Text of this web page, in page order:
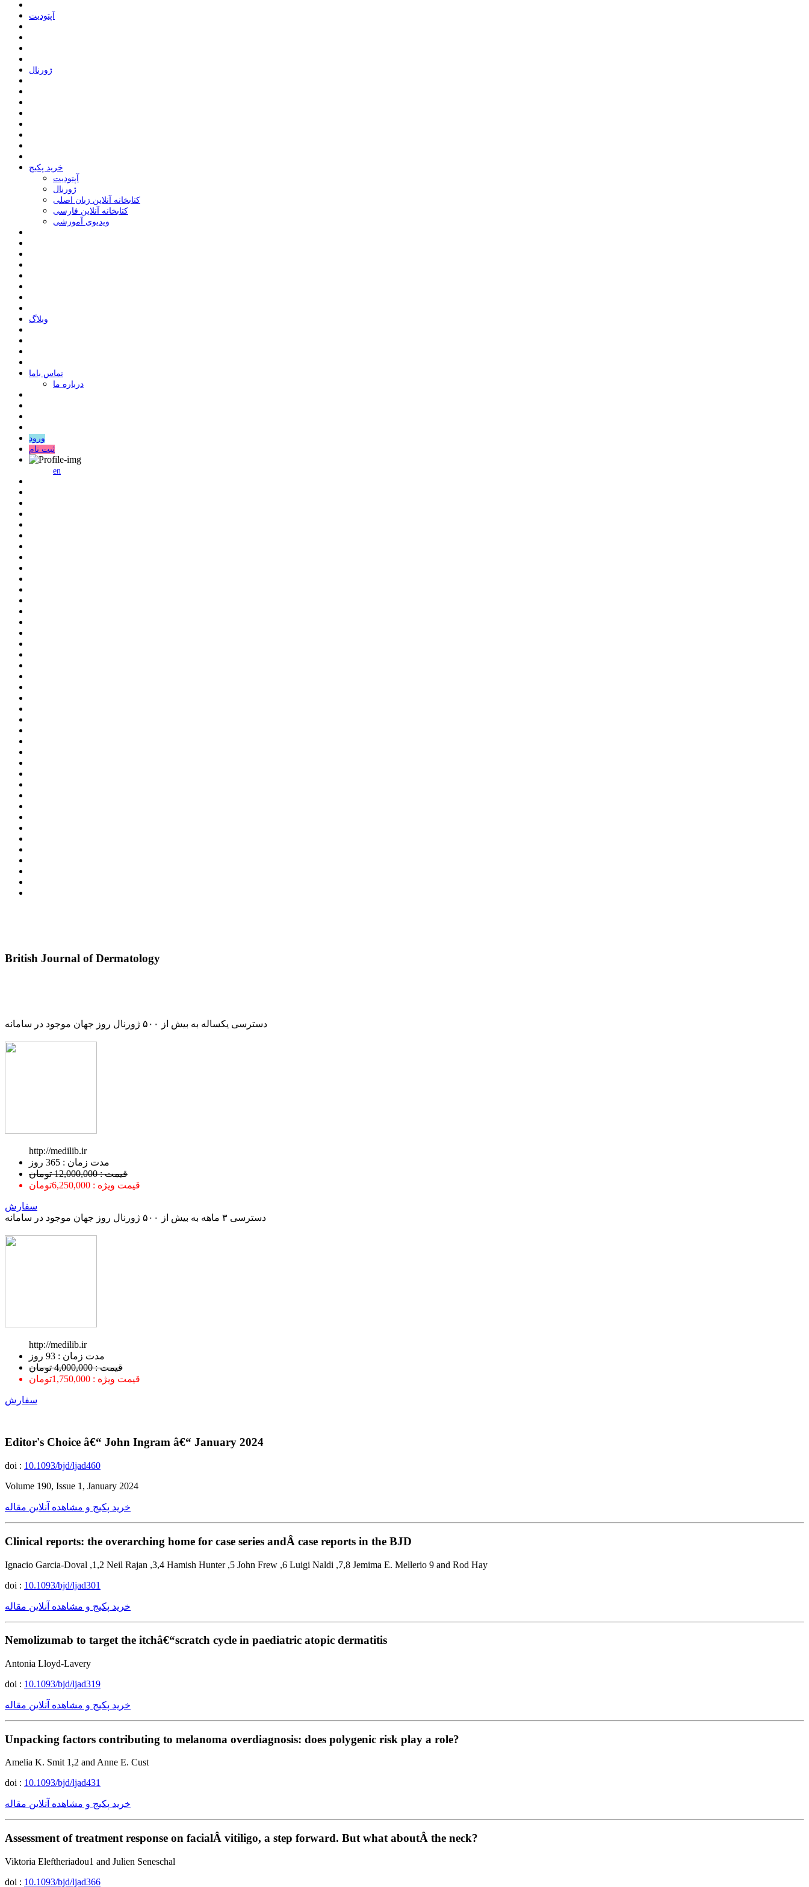
ﺁﭘﺘﻮﺩﯾﺖ
ﮊﻭﺭﻧﺎﻝ
خرید پکیج
ﺁﭘﺘﻮﺩﯾﺖ
ﮊﻭﺭﻧﺎﻝ
کتابخانه آنلاین زبان اصلی
کتابخانه آنلاین فارسی
ویدیوی آموزشی
وبلاگ
ﺗﻤﺎﺱ ﺑﺎﻣﺎ
درباره ما
ورود
ثبت نام
en
British Journal of Dermatology
دسترسی یکساله به بیش از ۵۰۰ ژورنال روز جهان موجود در سامانه
http://medilib.ir
ﻣﺪﺕ ﺯﻣﺎﻥ : 365 ﺭﻭﺯ
قیمت : 12,000,000 تومان
قیمت ویژه : 6,250,000تومان
سفارش
دسترسی ۳ ماهه به بیش از ۵۰۰ ژورنال روز جهان موجود در سامانه
http://medilib.ir
ﻣﺪﺕ ﺯﻣﺎﻥ : 93 ﺭﻭﺯ
قیمت : 4,000,000 تومان
قیمت ویژه : 1,750,000تومان
سفارش
Editor's Choice â€“ John Ingram â€“ January 2024
doi : 10.1093/bjd/ljad460
Volume 190, Issue 1, January 2024
خرید پکیج و مشاهده آنلاین مقاله
Clinical reports: the overarching home for case series andÂ case reports in the BJD
Ignacio Garcia-Doval ,1,2 Neil Rajan ,3,4 Hamish Hunter ,5 John Frew ,6 Luigi Naldi ,7,8 Jemima E. Mellerio 9 and Rod Hay
doi : 10.1093/bjd/ljad301
خرید پکیج و مشاهده آنلاین مقاله
Nemolizumab to target the itchâ€“scratch cycle in paediatric atopic dermatitis
Antonia Lloyd-Lavery
doi : 10.1093/bjd/ljad319
خرید پکیج و مشاهده آنلاین مقاله
Unpacking factors contributing to melanoma overdiagnosis: does polygenic risk play a role?
Amelia K. Smit 1,2 and Anne E. Cust
doi : 10.1093/bjd/ljad431
خرید پکیج و مشاهده آنلاین مقاله
Assessment of treatment response on facialÂ vitiligo, a step forward. But what aboutÂ the neck?
Viktoria Eleftheriadou1 and Julien Seneschal
doi : 10.1093/bjd/ljad366